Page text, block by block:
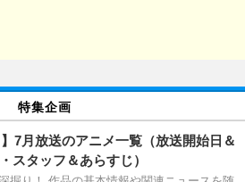
特集企画
】7月放送のアニメ一覧（放送開始日＆
スタッフ＆あらすじ）